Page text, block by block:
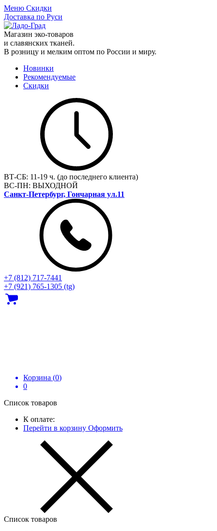
Меню Скидки
Доставка по Руси
Магазин эко-товаров
и славянских тканей.
В розницу и мелким оптом по России и миру.
Новинки
Рекомендуемые
Скидки
ВТ-СБ: 11-19 ч. (до последнего клиента)
ВС-ПН: ВЫХОДНОЙ
Санкт-Петербург, Гончарная ул.11
+7 (812) 717‑7441
+7 (921) 765-1305 (tg)
Корзина (0)
0
Список товаров
К оплате:
Перейти в корзину Оформить
Список товаров